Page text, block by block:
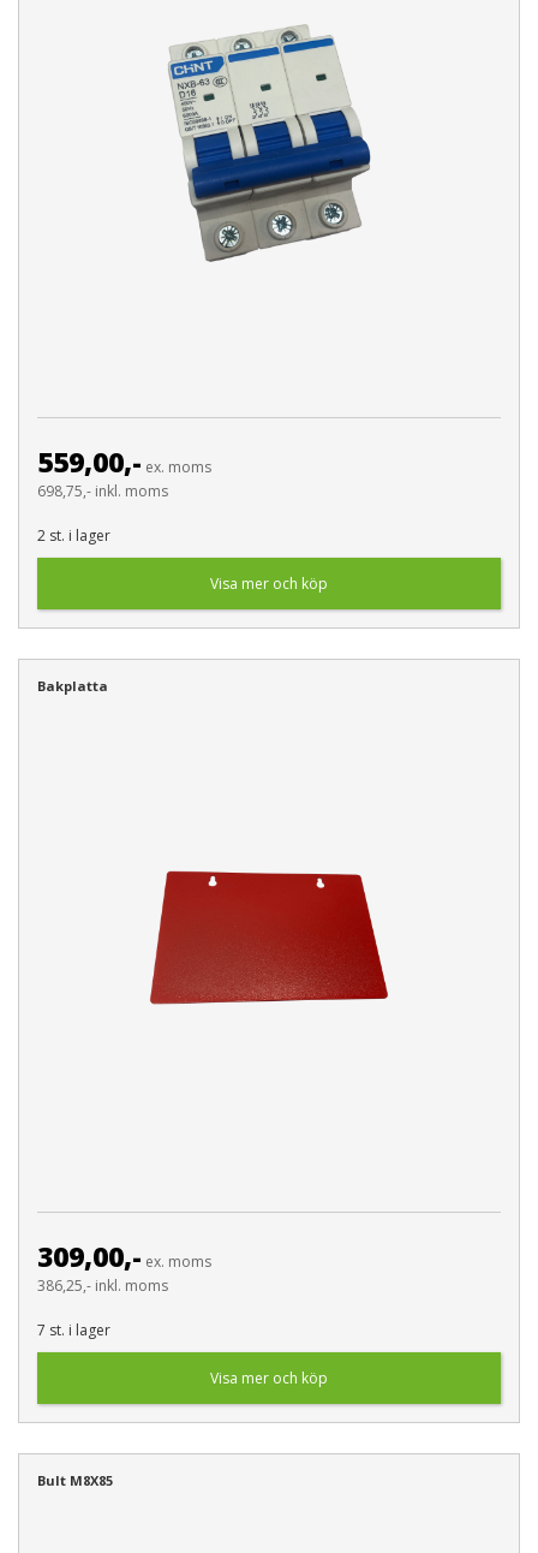
559,00,- ex. moms
698,75,- inkl. moms
2 st. i lager
Visa mer och köp
Bakplatta
309,00,- ex. moms
386,25,- inkl. moms
7 st. i lager
Visa mer och köp
Bult M8X85